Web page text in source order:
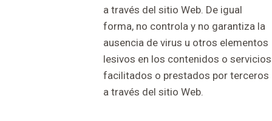
a través del sitio Web. De igual
forma, no controla y no garantiza la
ausencia de virus u otros elementos
lesivos en los contenidos o servicios
facilitados o prestados por terceros
a través del sitio Web.